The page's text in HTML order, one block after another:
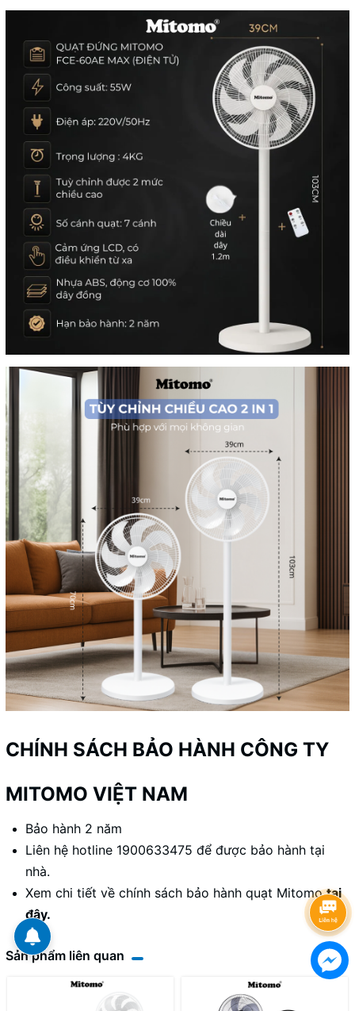
CHÍNH SÁCH BẢO HÀNH CÔNG TY
MITOMO VIỆT NAM
Bảo hành 2 năm
Liên hệ hotline 1900633475 để được bảo hành tại
nhà.
Xem chi tiết về chính sách bảo hành quạt Mitomotại
đây.
Sản phẩm liên quan